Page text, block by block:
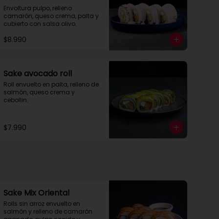
Envoltura pulpo, relleno
camarón, queso crema, palta y
cubierto con salsa olivo.
$8.990
Sake avocado roll
Roll envuelto en palta, relleno de
salmón, queso crema y
cebollin.
$7.990
Sake Mix Oriental
Rolls sin arroz envuelto en
salmón y relleno de camarón